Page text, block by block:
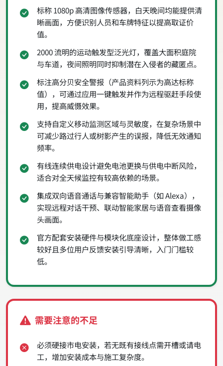
标称 1080p 高清图像传感器，白天晚间均能提供清
晰画面，方便识别人员和车牌特征以提高取证价
值。
2000 流明的运动触发型泛光灯，覆盖大面积庭院
与车道，夜间照明同时抑制潜在入侵者的藏匿点。
标注高分贝安全警报（产品资料列示为高达标称
值），可通过应用一键触发并作为远程驱赶手段使
用，提高威慑效果。
支持自定义移动监测区域与灵敏度，在复杂场景中
可减少路过行人或树影产生的误报，降低无效通知
频率。
有线连续供电设计避免电池更换与供电中断风险，
适合对全天候监控有较高依赖的场景。
集成双向语音通话与兼容智能助手（如 Alexa），
实现远程对话干预、联动智能家居与语音查看摄像
头画面。
官方配套安装硬件与模块化底座设计，整体做工感
较好且多位用户反馈安装引导清晰，入门门槛较
低。
需要注意的不足
必须硬接市电安装，若无既有接线点需开槽或请电
工，增加安装成本与施工复杂度。